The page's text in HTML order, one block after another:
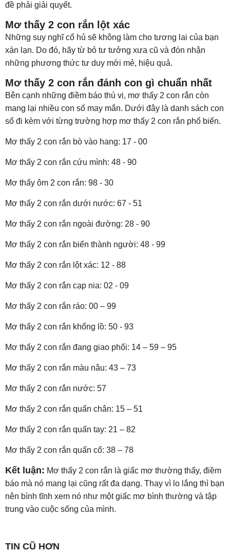
đề phải giải quyết.
Mơ thấy 2 con rắn lột xác
Những suy nghĩ cổ hủ sẽ không làm cho tương lai của bạn
xán lạn. Do đó, hãy từ bỏ tư tưởng xưa cũ và đón nhận
những phương thức tư duy mới mẻ, hiệu quả.
Mơ thấy 2 con rắn đánh con gì chuẩn nhất
Bên cạnh những điềm báo thú vị, mơ thấy 2 con rắn còn
mang lại nhiều con số may mắn. Dưới đây là danh sách con
số đi kèm với từng trường hợp mơ thấy 2 con rắn phổ biến.
Mơ thấy 2 con rắn bò vào hang: 17 - 00
Mơ thấy 2 con rắn cứu mình: 48 - 90
Mơ thấy ôm 2 con rắn: 98 - 30
Mơ thấy 2 con rắn dưới nước: 67 - 51
Mơ thấy 2 con rắn ngoài đường: 28 - 90
Mơ thấy 2 con rắn biến thành người: 48 - 99
Mơ thấy 2 con rắn lột xác: 12 - 88
Mơ thấy 2 con rắn cạp nia: 02 - 09
Mơ thấy 2 con rắn ráo: 00 – 99
Mơ thấy 2 con rắn khổng lồ: 50 - 93
Mơ thấy 2 con rắn đang giao phối: 14 – 59 – 95
Mơ thấy 2 con rắn màu nâu: 43 – 73
Mơ thấy 2 con rắn nước: 57
Mơ thấy 2 con rắn quấn chân: 15 – 51
Mơ thấy 2 con rắn quấn tay: 21 – 82
Mơ thấy 2 con rắn quấn cổ: 38 – 78
Kết luận: Mơ thấy 2 con rắn là giấc mơ thường thấy, điềm
báo mà nó mang lại cũng rất đa dạng. Thay vì lo lắng thì bạn
nên bình tĩnh xem nó như một giấc mơ bình thường và tập
trung vào cuộc sống của mình.
TIN CŨ HƠN